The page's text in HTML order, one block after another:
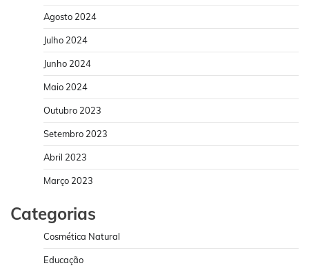
Agosto 2024
Julho 2024
Junho 2024
Maio 2024
Outubro 2023
Setembro 2023
Abril 2023
Março 2023
Categorias
Cosmética Natural
Educação